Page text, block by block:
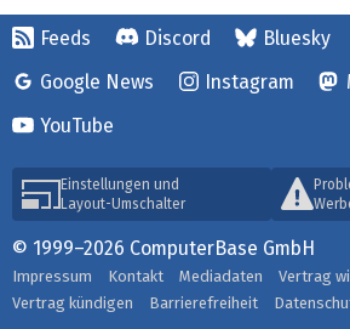
Feeds Discord Bluesky
Google News
Instagram
YouTube
Einstellungen und
Layout-Umschalter
© 1999–2026 ComputerBase GmbH
Impressum Kontakt Mediadaten
Vertrag
Vertrag kündigen
Barrierefreiheit